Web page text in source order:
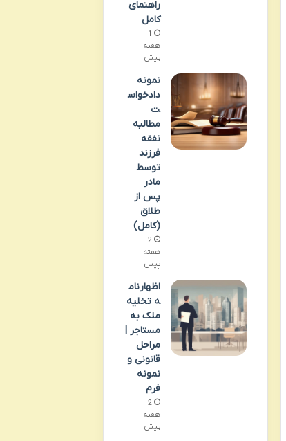
راهنمای
کامل
1
هفته
پیش
نمونه
دادخواس
ت
مطالبه
نفقه
فرزند
توسط
مادر
پس از
طلاق
(کامل)
2
هفته
پیش
اظهارنام
ه تخلیه
ملک به
مستاجر |
مراحل
قانونی و
نمونه
فرم
2
هفته
پیش